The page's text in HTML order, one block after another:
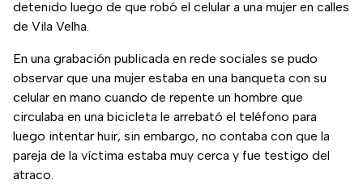
detenido luego de que robó el celular a una mujer en calles
de Vila Velha.
En una grabación publicada en rede sociales se pudo
observar que una mujer estaba en una banqueta con su
celular en mano cuando de repente un hombre que
circulaba en una bicicleta le arrebató el teléfono para
luego intentar huir, sin embargo, no contaba con que la
pareja de la víctima estaba muy cerca y fue testigo del
atraco.